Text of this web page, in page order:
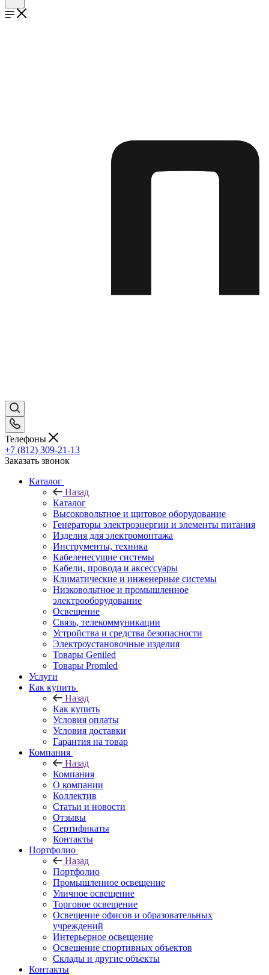
Телефоны
+7 (812) 309-21-13
Заказать звонок
Каталог
Назад
Каталог
Высоковольтное и щитовое оборудование
Генераторы электроэнергии и элементы питания
Изделия для электромонтажа
Инструменты, техника
Кабеленесущие системы
Кабели, провода и аксессуары
Климатические и инженерные системы
Низковольтное и промышленное
электрооборудование
Освещение
Связь, телекоммуникации
Устройства и средства безопасности
Электроустановочные изделия
Товары Geniled
Товары Promled
Услуги
Как купить
Назад
Как купить
Условия оплаты
Условия доставки
Гарантия на товар
Компания
Назад
Компания
О компании
Коллектив
Статьи и новости
Отзывы
Сертификаты
Контакты
Портфолио
Назад
Портфолио
Промышленное освещение
Уличное освещение
Торговое освещение
Освещение офисов и образовательных
учреждений
Интерьерное освещение
Освещение спортивных объектов
Склады и другие объекты
Контакты